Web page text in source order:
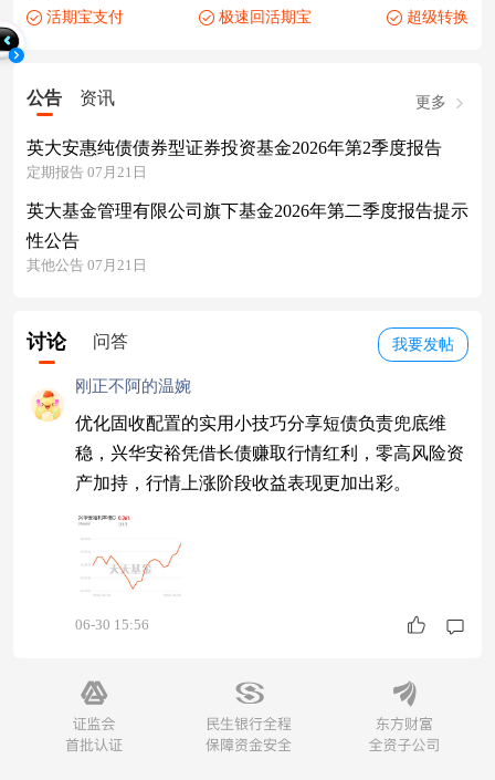
活期宝支付
极速回活期宝 超级转换
公告 资讯 更多
英大安惠纯债债券型证券投资基金2026年第2季度报告
定期报告 07月21日
英大基金管理有限公司旗下基金2026年第二季度报告提示
性公告
其他公告 07月21日
我要发帖
讨论 问答
刚正不阿的温婉
优化固收配置的实用小技巧分享短债负责兜底维
稳，兴华安裕凭借长债赚取行情红利，零高风险资
产加持，行情上涨阶段收益表现更加出彩。
06-30 15:56